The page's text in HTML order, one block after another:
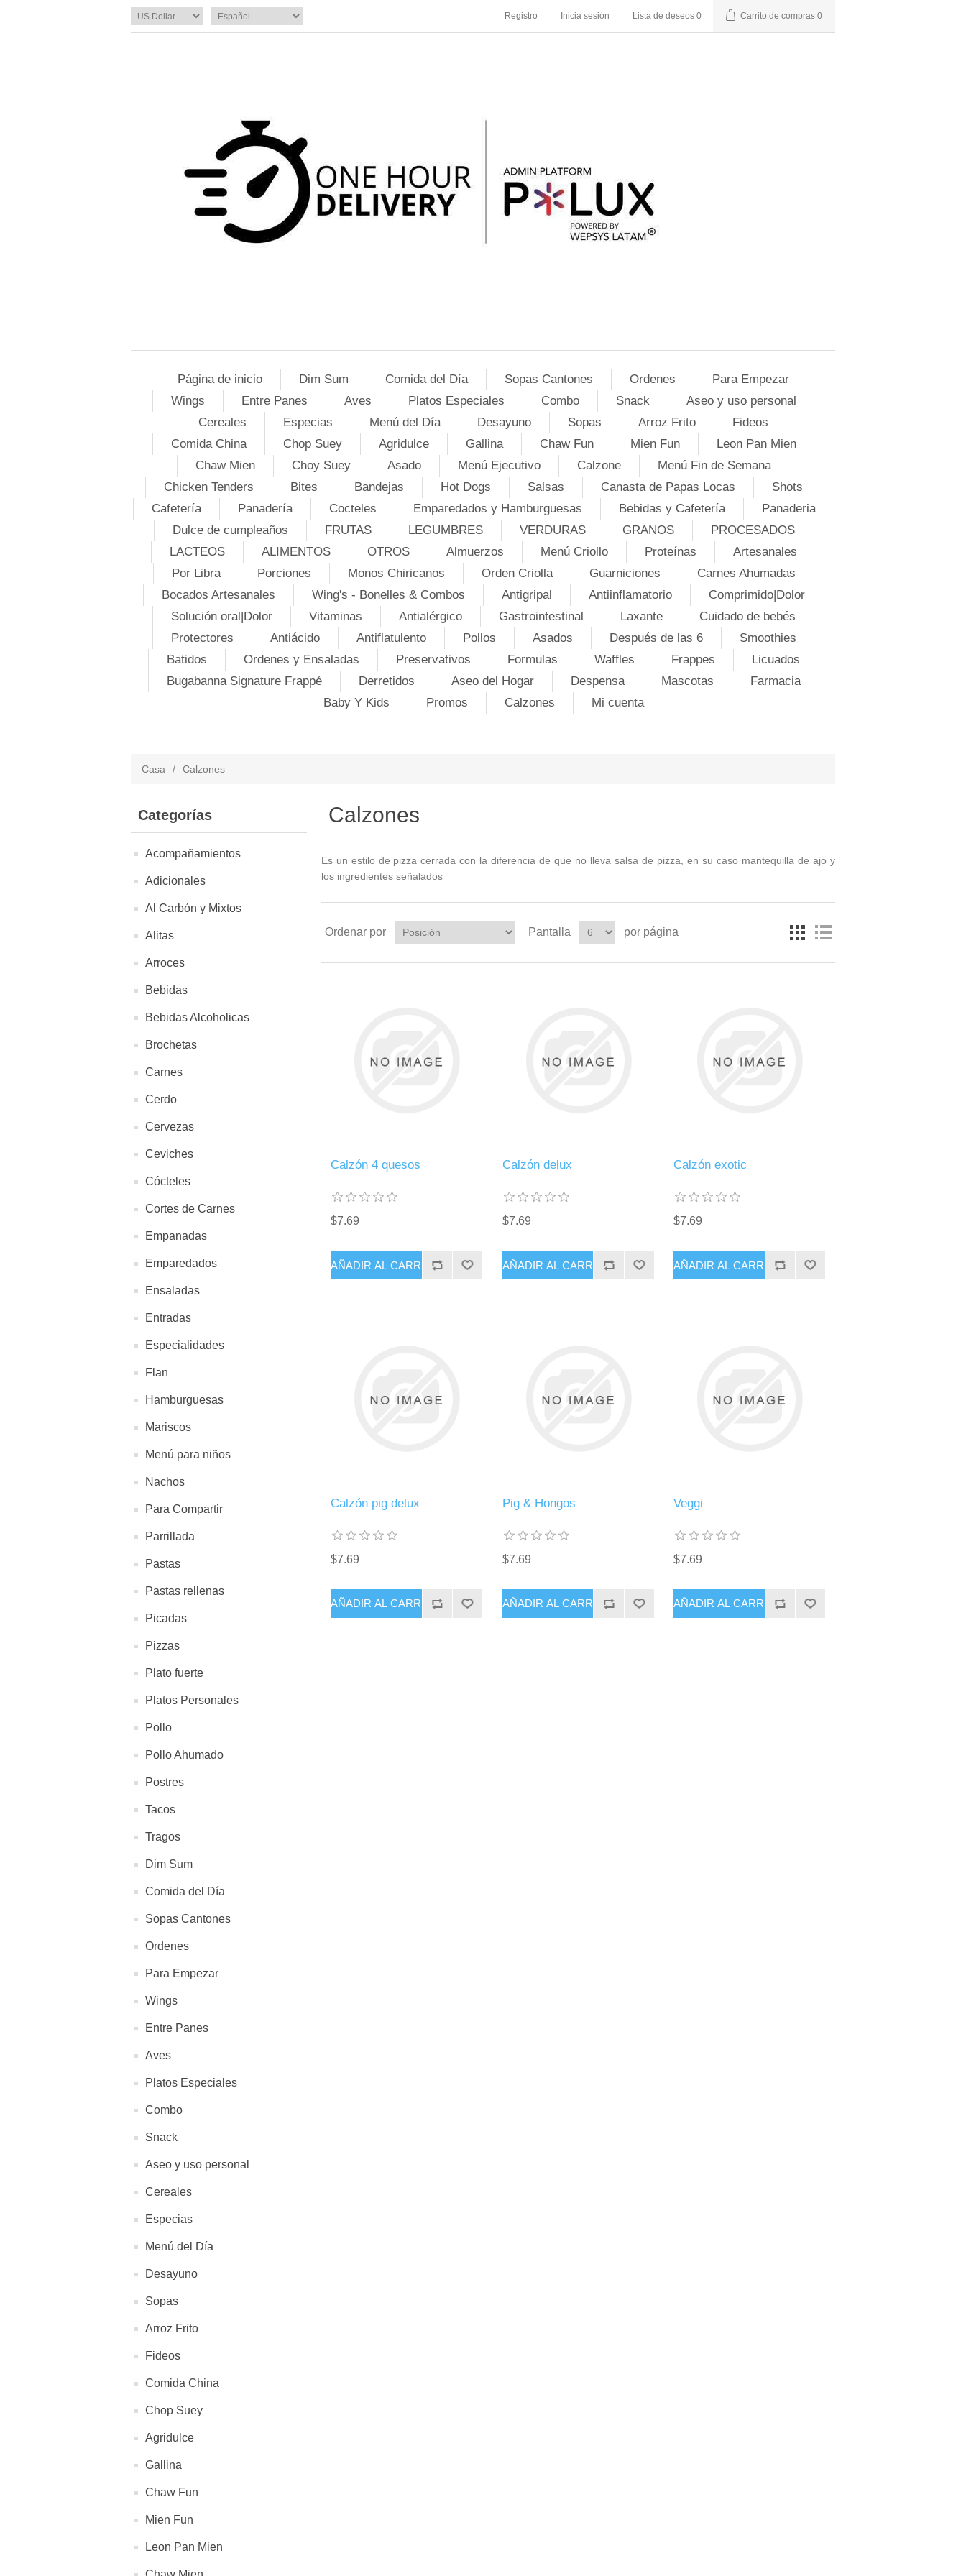
Registro Inicia sesión Lista de deseos 0 Carrito de compras 0
Página de inicio Dim Sum Comida del Día Sopas Cantones Ordenes
Para Empezar
Wings
Entre Panes Aves Platos Especiales Combo Snack
Aseo y uso personal
Cereales
Especias Menú del Día Desayuno Sopas Arroz Frito
Fideos
Comida China
Chop Suey Agridulce Gallina Chaw Fun Mien Fun
Leon Pan Mien
Chaw Mien
Choy Suey Asado Menú Ejecutivo Calzone
Menú Fin de Semana
Chicken Tenders
Bites Bandejas Hot Dogs Salsas Canasta de Papas Locas
Shots
Cafetería
Panadería Cocteles Emparedados y Hamburguesas Bebidas y Cafetería
Panaderia
Dulce de cumpleaños
FRUTAS LEGUMBRES VERDURAS GRANOS
PROCESADOS
LACTEOS
ALIMENTOS OTROS Almuerzos Menú Criollo Proteínas
Artesanales
Por Libra
Porciones Monos Chiricanos Orden Criolla Guarniciones
Carnes Ahumadas
Bocados Artesanales
Wing's - Bonelles & Combos Antigripal Antiinflamatorio
Comprimido|Dolor
Solución oral|Dolor
Vitaminas Antialérgico Gastrointestinal Laxante
Cuidado de bebés
Protectores
Antiácido Antiflatulento Pollos Asados Después de las 6
Smoothies
Batidos
Ordenes y Ensaladas Preservativos Formulas Waffles Frappes
Licuados
Bugabanna Signature Frappé
Derretidos Aseo del Hogar Despensa Mascotas
Farmacia
Baby Y Kids
Promos Calzones Mi cuenta
Casa / Calzones
Categorías
Acompañamientos
Adicionales
Al Carbón y Mixtos
Alitas
Arroces
Bebidas
Bebidas Alcoholicas
Brochetas
Carnes
Cerdo
Cervezas
Ceviches
Cócteles
Cortes de Carnes
Empanadas
Emparedados
Ensaladas
Entradas
Especialidades
Flan
Hamburguesas
Mariscos
Menú para niños
Nachos
Para Compartir
Parrillada
Pastas
Pastas rellenas
Picadas
Pizzas
Plato fuerte
Platos Personales
Pollo
Pollo Ahumado
Postres
Tacos
Tragos
Dim Sum
Comida del Día
Sopas Cantones
Ordenes
Para Empezar
Wings
Entre Panes
Aves
Platos Especiales
Combo
Snack
Aseo y uso personal
Cereales
Especias
Menú del Día
Desayuno
Sopas
Arroz Frito
Fideos
Comida China
Chop Suey
Agridulce
Gallina
Chaw Fun
Mien Fun
Leon Pan Mien
Calzones
Es un estilo de pizza cerrada con la diferencia de que no lleva salsa de pizza, en su caso mantequilla de ajo y
los ingredientes señalados
Ordenar por Pantalla por página
Calzón 4 quesos
$7.69
Calzón delux
$7.69
Calzón exotic
$7.69
Calzón pig delux
$7.69
Pig & Hongos
$7.69
Veggi
$7.69